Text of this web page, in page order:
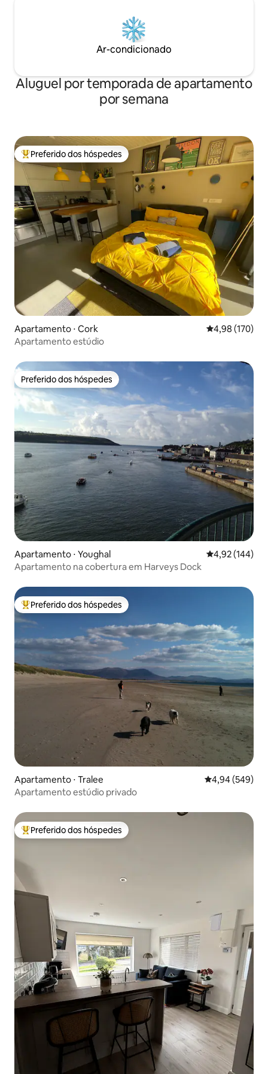
Ar-condicionado
Aluguel por temporada de apartamento
por semana
Entre os melhores preferidos dos hóspedes
Preferido dos hóspedes
Apartamento ⋅ Cork 4,98 de uma
4,98 (170)
Apartamento estúdio
Preferido dos hóspedes
Preferido dos hóspedes
Apartamento ⋅ Youghal 4,92 de uma
4,92 (144)
Apartamento na cobertura em Harveys Dock
Entre os melhores preferidos dos hóspedes
Preferido dos hóspedes
Apartamento ⋅ Tralee 4,94 de uma
4,94 (549)
Apartamento estúdio privado
Entre os melhores preferidos dos hóspedes
Preferido dos hóspedes